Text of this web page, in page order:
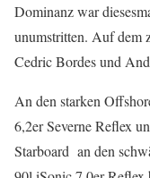
Dominanz war
unumstritten. Auf dem
Cedric Bordes und
An den starken
6,2er Severne Reflex
Starboard an den